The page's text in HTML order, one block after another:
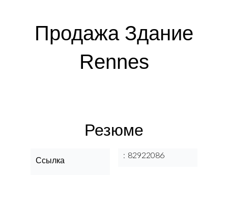
Продажа Здание
Rennes
Резюме
Ссылка
82922086